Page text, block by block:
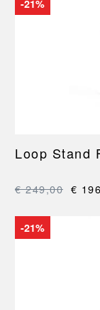
-21%
Loop Stand
€ 249,00 €
-21%